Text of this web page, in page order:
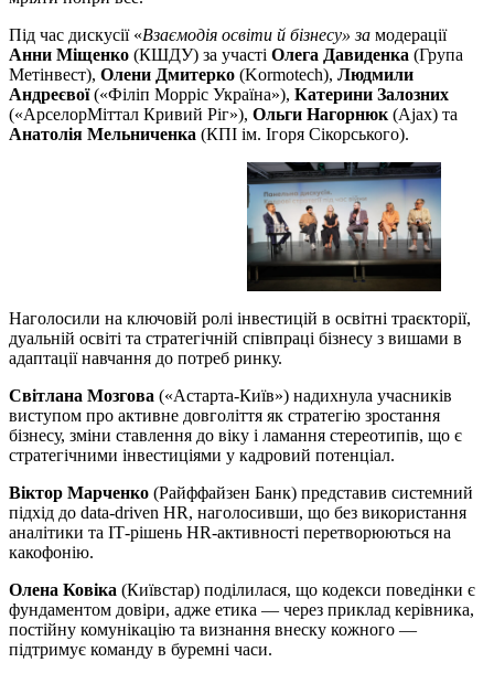
Під час дискусії «Взаємодія освіти й бізнесу» за модерації
Анни Міщенко (КШДУ) за участі Олега Давиденка (Група
Метінвест), Олени Дмитерко (Kormotech), Людмили
Андреєвої(«Філіп Морріс Україна»), Катерини Залозних
(«АрселорМіттал Кривий Ріг»), Ольги Нагорнюк (Ajax) та
Анатолія Мельниченка (КПІ ім. Ігоря Сікорського).
Наголосили на ключовій ролі інвестицій в освітні траєкторії,
дуальній освіті та стратегічній співпраці бізнесу з вишами в
адаптації навчання до потреб ринку.
Світлана Мозгова («Астарта-Київ») надихнула учасників
виступом про активне довголіття як стратегію зростання
бізнесу, зміни ставлення до віку і ламання стереотипів, що є
стратегічними інвестиціями у кадровий потенціал.
Віктор Марченко (Райффайзен Банк) представив системний
підхід до data-driven HR, наголосивши, що без використання
аналітики та ІТ-рішень HR-активності перетворюються на
какофонію.
Олена Ковіка (Київстар) поділилася, що кодекси поведінки є
фундаментом довіри, адже етика — через приклад керівника,
постійну комунікацію та визнання внеску кожного —
підтримує команду в буремні часи.